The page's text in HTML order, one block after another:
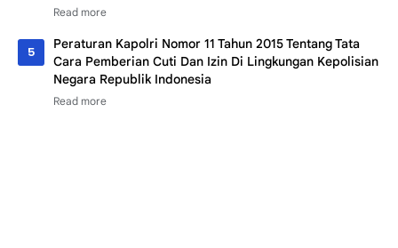
Peraturan Kapolri Nomor 11 Tahun 2015 Tentang Tata
Cara Pemberian Cuti Dan Izin Di Lingkungan Kepolisian
Negara Republik Indonesia